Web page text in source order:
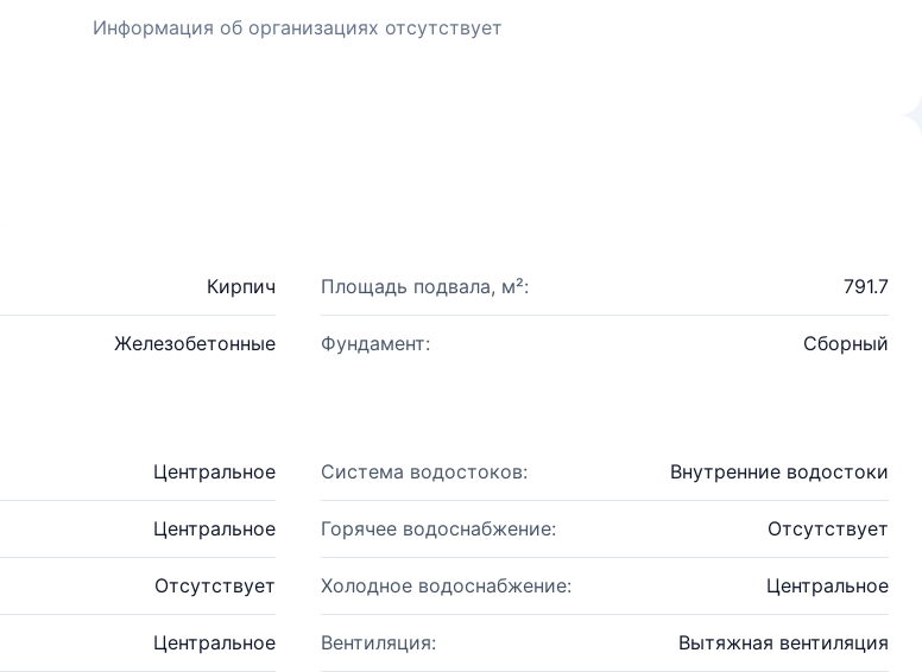
Информация об организациях отсутствует
Кирпич Площадь подвала, м²: 791.7
Железобетонные Фундамент: Сборный
Центральное Система водостоков: Внутренние водостоки
Центральное Горячее водоснабжение: Отсутствует
Отсутствует Холодное водоснабжение: Центральное
Центральное Вентиляция: Вытяжная вентиляция